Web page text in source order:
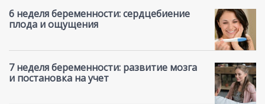
6 неделя беременности: сердцебиение
плода и ощущения
7 неделя беременности: развитие мозга
и постановка на учет